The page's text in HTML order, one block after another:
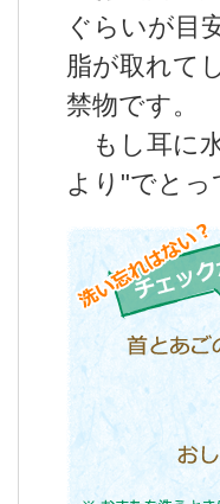
ぐらいが目
脂が取れて
禁物です。
もし耳に
より"でとっ